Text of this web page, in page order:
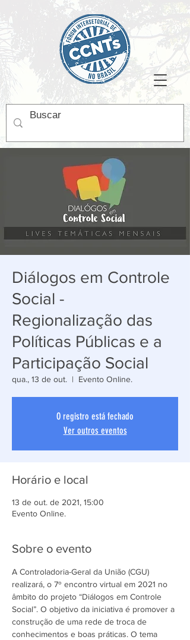
Diálogos em Controle
Social -
Regionalização das
Políticas Públicas e a
Participação Social
qua., 13 de out.
  |
Evento Online.
O registro está fechado
Ver outros eventos
Horário e local
13 de out. de 2021, 15:00
Evento Online.
Sobre o evento
A Controladoria-Geral da União (CGU)
realizará, o 7º encontro virtual em 2021 no
âmbito do projeto “Diálogos em Controle
Social”. O objetivo da iniciativa é promover a
construção de uma rede de troca de
conhecimentos e boas práticas. O tema